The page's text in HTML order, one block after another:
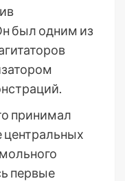
был одним из
принимал
центральных
первые